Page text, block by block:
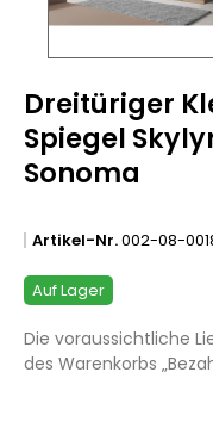
Dreitüriger
Spiegel
Sonoma
Artikel-Nr.002-08-
Auf Lager
Die voraussichtliche
des Warenkorbs